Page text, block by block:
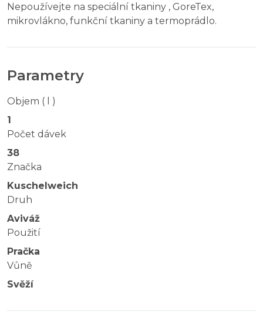
Nepoužívejte na speciální tkaniny , GoreTex,
mikrovlákno, funkční tkaniny a termoprádlo.
Parametry
Objem ( l )
1
Počet dávek
38
Značka
Kuschelweich
Druh
Aviváž
Použití
Pračka
Vůně
Svěží